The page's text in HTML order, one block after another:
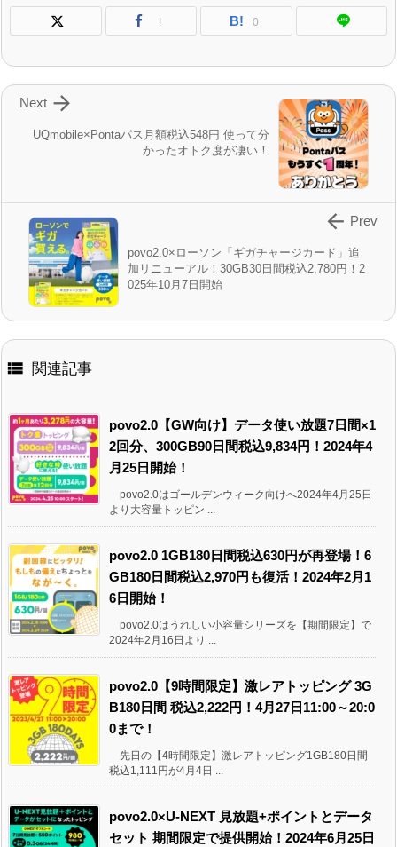
! B! 0
UQmobile×Pontaパス月額税込548円 使って分
かったオトク度が凄い！

Next
povo2.0×ローソン「ギガチャージカード」追
加リニューアル！30GB30日間税込2,780円！2
025年10月7日開始
 Prev
 関連記事
povo2.0【GW向け】データ使い放題7日間×1
2回分、300GB90日間税込9,834円！2024年4
月25日開始！
povo2.0はゴールデンウィーク向けへ2024年4月25日
より大容量トッピン ...
povo2.0 1GB180日間税込630円が再登場！6
GB180日間税込2,970円も復活！2024年2月1
6日開始！
povo2.0はうれしい小容量シリーズを【期間限定】で
2024年2月16日より ...
povo2.0【9時間限定】激レアトッピング 3G
B180日間 税込2,222円！4月27日11:00～20:0
0まで！
先日の【4時間限定】激レアトッピング1GB180日間
税込1,111円が4月4日 ...
povo2.0×U-NEXT 見放題+ポイントとデータ
セット 期間限定で提供開始！2024年6月25日